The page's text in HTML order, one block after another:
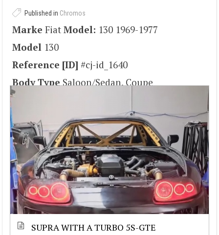
Published in Chromos
Marke Fiat Model: 130 1969-1977
Model 130
Reference [ID] #cj-id_1640
Body Type Saloon/Sedan, Coupe
SUPRA WITH A TURBO 5S-GTE